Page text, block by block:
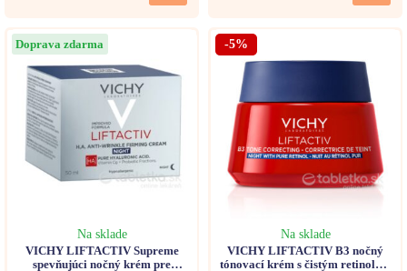
Doprava zdarma
Na sklade
VICHY LIFTACTIV Supreme
spevňujúci nočný krém pre
-5%
Na sklade
VICHY LIFTACTIV B3 nočný
tónovací krém s čistým retinolom